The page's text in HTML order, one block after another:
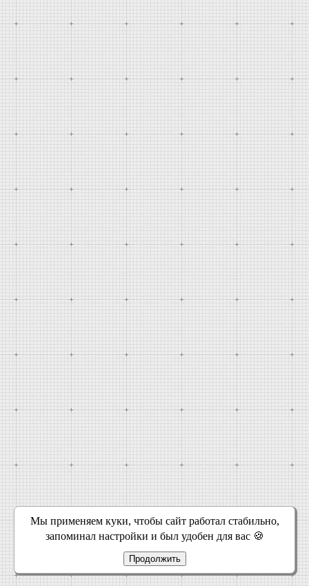
Мы применяем куки, чтобы сайт работал стабильно,
запоминал настройки и был удобен для вас 🍪
Продолжить